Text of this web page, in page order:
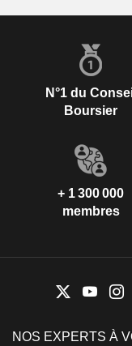
N°1 du
Boursier
+ 1 300 000
membres
NOS EXPERTS À